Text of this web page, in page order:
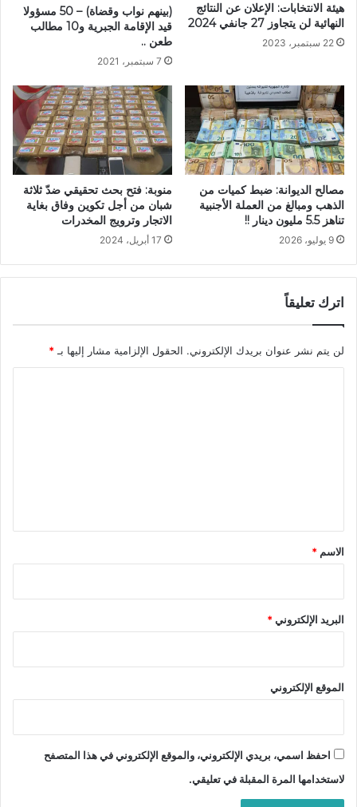
هيئة الانتخابات: الإعلان عن النتائج
النهائية لن يتجاوز 27 جانفي 2024
22 سبتمبر، 2023
(بينهم نواب وقضاة) – 50 مسؤولا
قيد الإقامة الجبرية و10 مطالب
طعن ..
7 سبتمبر، 2021
مصالح الديوانة: ضبط كميات من
الذهب ومبالغ من العملة الأجنبية
تناهز 5.5 مليون دينار !!
9 يوليو، 2026
منوبة: فتح بحث تحقيقي ضدّ ثلاثة
شبان من أجل تكوين وفاق بغاية
الاتجار وترويج المخدرات
17 أبريل، 2024
اترك تعليقاً
لن يتم نشر عنوان بريدك الإلكتروني. الحقول الإلزامية مشار إليها بـ*
*
الاسم *
البريد الإلكتروني*
الموقع الإلكتروني
احفظ اسمي، بريدي الإلكتروني، والموقع الإلكتروني في هذا المتصفح
لاستخدامها المرة المقبلة في تعليقي.